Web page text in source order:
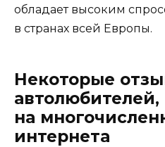
обладает высоким
в странах всей Европы.
Некоторые
на
интернета